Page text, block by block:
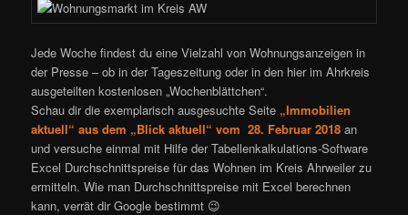
Jede Woche findest du eine Vielzahl von Wohnungsanzeigen in
der Presse – ob in der Tageszeitung oder in den hier im Ahrkreis
ausgeteilten kostenlosen „Wochenblättchen“.
Schau dir die exemplarisch ausgesuchte Seite „Immobilien
aktuell“ aus dem „Blick aktuell“ vom 28. Februar 2018 an
und versuche einmal mit Hilfe der Tabellenkalkulations-Software
Excel Durchschnittspreise für das Wohnen im Kreis Ahrweiler zu
ermitteln. Wie man Durchschnittspreise mit Excel berechnen
kann, verrät dir Google bestimmt 😉